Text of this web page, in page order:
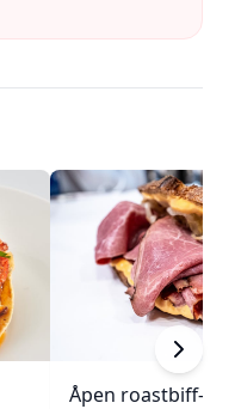
Åpen roastbiff-